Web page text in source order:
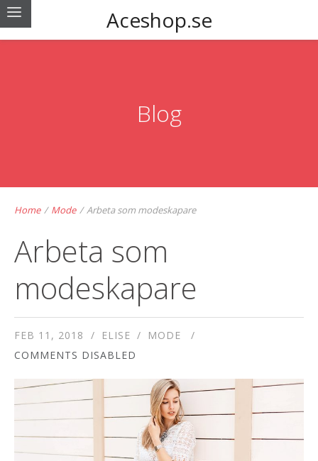
Aceshop.se
Blog
Home / Mode /Arbeta som modeskapare
Arbeta som
modeskapare
FEB 11, 2018 ELISE
MODE
COMMENTS DISABLED